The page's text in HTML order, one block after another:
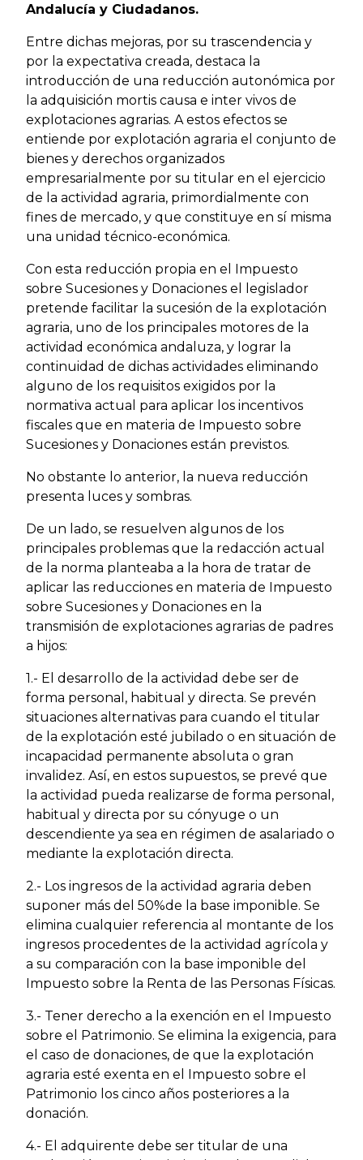
Andalucía y Ciudadanos.
Entre dichas mejoras, por su trascendencia y
por la expectativa creada, destaca la
introducción de una reducción autonómica por
la adquisición mortis causa e inter vivos de
explotaciones agrarias. A estos efectos se
entiende por explotación agraria el conjunto de
bienes y derechos organizados
empresarialmente por su titular en el ejercicio
de la actividad agraria, primordialmente con
fines de mercado, y que constituye en sí misma
una unidad técnico-económica.
Con esta reducción propia en el Impuesto
sobre Sucesiones y Donaciones el legislador
pretende facilitar la sucesión de la explotación
agraria, uno de los principales motores de la
actividad económica andaluza, y lograr la
continuidad de dichas actividades eliminando
alguno de los requisitos exigidos por la
normativa actual para aplicar los incentivos
fiscales que en materia de Impuesto sobre
Sucesiones y Donaciones están previstos.
No obstante lo anterior, la nueva reducción
presenta luces y sombras.
De un lado, se resuelven algunos de los
principales problemas que la redacción actual
de la norma planteaba a la hora de tratar de
aplicar las reducciones en materia de Impuesto
sobre Sucesiones y Donaciones en la
transmisión de explotaciones agrarias de padres
a hijos:
1.- El desarrollo de la actividad debe ser de
forma personal, habitual y directa. Se prevén
situaciones alternativas para cuando el titular
de la explotación esté jubilado o en situación de
incapacidad permanente absoluta o gran
invalidez. Así, en estos supuestos, se prevé que
la actividad pueda realizarse de forma personal,
habitual y directa por su cónyuge o un
descendiente ya sea en régimen de asalariado o
mediante la explotación directa.
2.- Los ingresos de la actividad agraria deben
suponer más del 50%de la base imponible. Se
elimina cualquier referencia al montante de los
ingresos procedentes de la actividad agrícola y
a su comparación con la base imponible del
Impuesto sobre la Renta de las Personas Físicas.
3.- Tener derecho a la exención en el Impuesto
sobre el Patrimonio. Se elimina la exigencia, para
el caso de donaciones, de que la explotación
agraria esté exenta en el Impuesto sobre el
Patrimonio los cinco años posteriores a la
donación.
4.- El adquirente debe ser titular de una